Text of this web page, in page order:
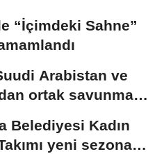
“İçimdeki Sahne”
Arabistan ve
ortak savunma
Belediyesi Kadın
yeni sezona